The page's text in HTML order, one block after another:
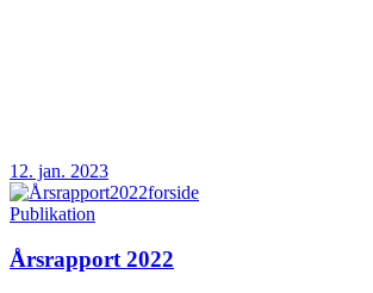
12. jan. 2023
Publikation
Årsrapport 2022